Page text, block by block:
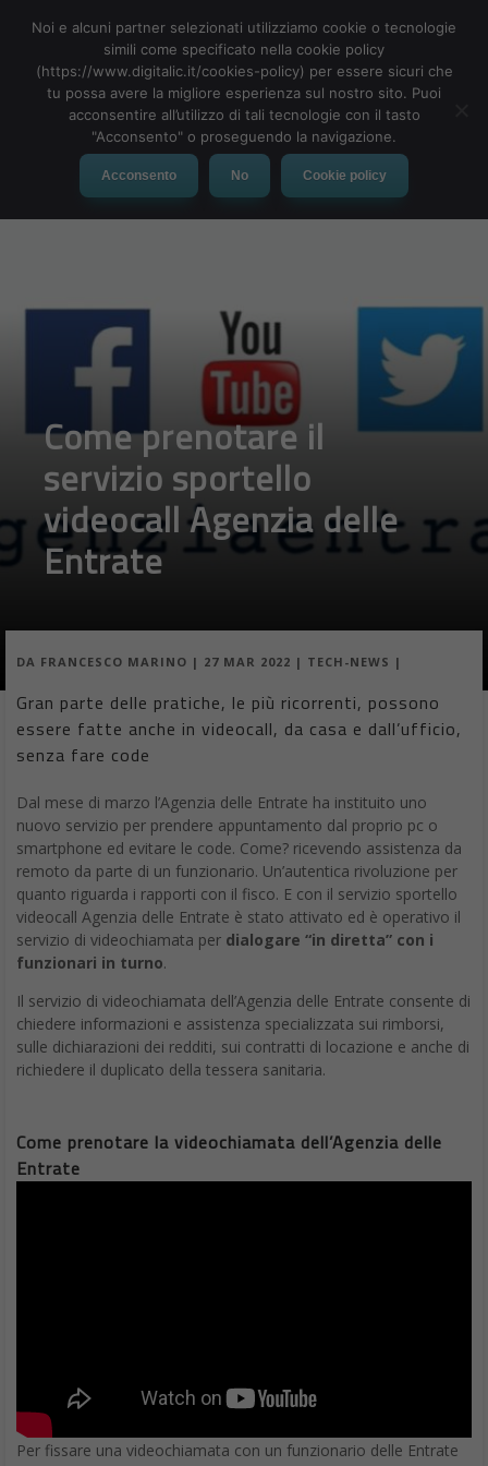
MENU
Come prenotare il
servizio sportello
videocall Agenzia delle
Entrate
DA FRANCESCO MARINO | 27 MAR 2022 | TECH-NEWS |
Gran parte delle pratiche, le più ricorrenti, possono
essere fatte anche in videocall, da casa e dall’ufficio,
senza fare code
Dal mese di marzo l’Agenzia delle Entrate ha instituito uno
nuovo servizio per prendere appuntamento dal proprio pc o
smartphone ed evitare le code. Come? ricevendo assistenza da
remoto da parte di un funzionario. Un’autentica rivoluzione per
quanto riguarda i rapporti con il fisco. E con il servizio sportello
videocall Agenzia delle Entrate è stato attivato ed è operativo il
servizio di videochiamata per dialogare “in diretta” con i
funzionari in turno.
Il servizio di videochiamata dell’Agenzia delle Entrate consente di
chiedere informazioni e assistenza specializzata sui rimborsi,
sulle dichiarazioni dei redditi, sui contratti di locazione e anche di
richiedere il duplicato della tessera sanitaria.
Come prenotare la videochiamata dell’Agenzia delle
Entrate
Per fissare una videochiamata con un funzionario delle Entrate
Noi e alcuni partner selezionati utilizziamo cookie o tecnologie
simili come specificato nella cookie policy
(https://www.digitalic.it/cookies-policy) per essere sicuri che
tu possa avere la migliore esperienza sul nostro sito. Puoi
acconsentire all’utilizzo di tali tecnologie con il tasto
"Acconsento" o proseguendo la navigazione.
Acconsento No Cookie policy